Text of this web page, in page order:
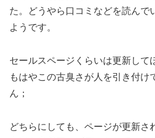
た。どうやら口コミなどを読んで
ようです。
セールスページくらいは更新して
もはやこの古臭さが人を引き付け
ん；
どちらにしても、ページが更新さ